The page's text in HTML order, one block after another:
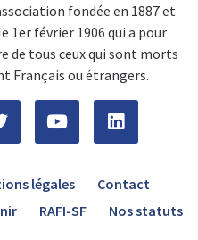
fondée en 1887 et
1er février 1906 qui a pour
de tous ceux qui sont morts
Français ou étrangers.
légales
Contact
RAFI-SF Nos statuts